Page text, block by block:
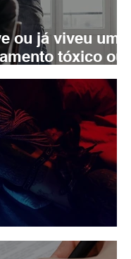
ou já viveu um
tóxico ou